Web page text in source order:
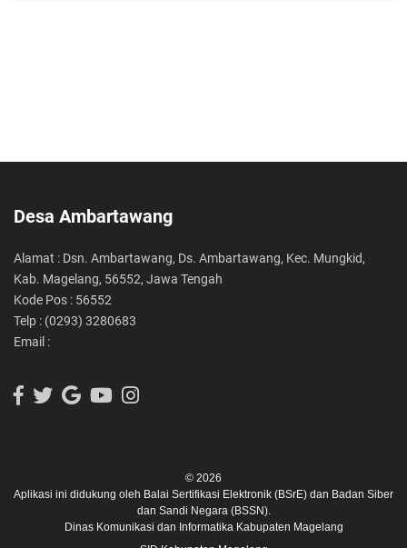
Desa Ambartawang
Alamat : Dsn. Ambartawang, Ds. Ambartawang, Kec. Mungkid,
Kab. Magelang, 56552, Jawa Tengah
Kode Pos : 56552
Telp : (0293) 3280683
Email :
© 2026
Aplikasi ini didukung oleh Balai Sertifikasi Elektronik (BSrE) dan Badan Siber
dan Sandi Negara (BSSN).
Dinas Komunikasi dan Informatika Kabupaten Magelang